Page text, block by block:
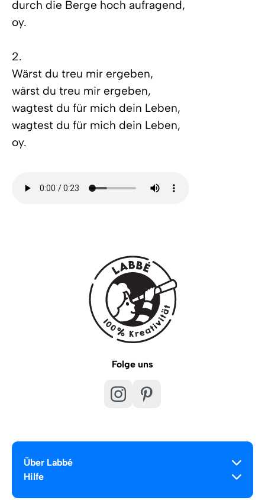
durch die Berge hoch aufragend,
oy.
2.
Wärst du treu mir ergeben,
wärst du treu mir ergeben,
wagtest du für mich dein Leben,
wagtest du für mich dein Leben,
oy.
Folge uns
Über Labbé
Hilfe